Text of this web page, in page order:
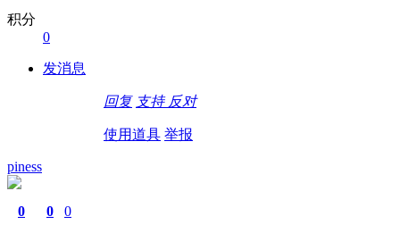
积分
0
发消息
回复 支持 反对
使用道具 举报
piness
0 0 0